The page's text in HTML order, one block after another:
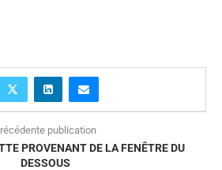
publication
PROVENANT DE LA FENÊTRE DU
DESSOUS